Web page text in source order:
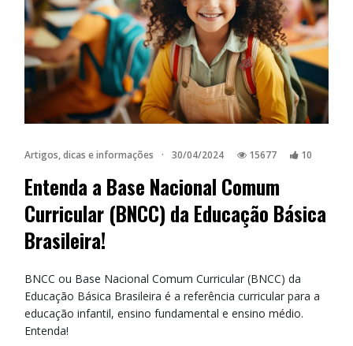
Artigos, dicas e informações · 30/04/2024 15677 10
Entenda a Base Nacional Comum
Curricular (BNCC) da Educação Básica
Brasileira!
BNCC ou Base Nacional Comum Curricular (BNCC) da
Educação Básica Brasileira é a referência curricular para a
educação infantil, ensino fundamental e ensino médio.
Entenda!